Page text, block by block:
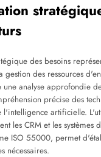
des besoins
gestion des ressources
une analyse approfondie
précise des
l'intelligence artificielle.
les CRM et les systèmes
ISO 55000, permet
nécessaires.